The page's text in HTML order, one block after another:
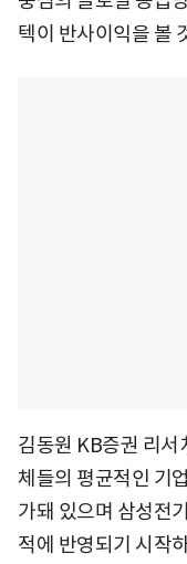
텍이 반사이익을 볼
김동원 KB증권 리서
체들의 평균적인 기
가돼 있으며 삼성전
적에 반영되기 시작